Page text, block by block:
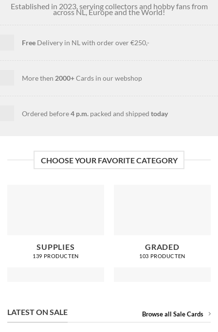
Established in 2023, serving collectors and hobby fans from
across NL, Europe and the World!
Free Delivery in NL with order over €250,-
More then 2000+Cards in our webshop
Ordered before4 p.m. packed and shipped today
CHOOSE YOUR FAVORITE CATEGORY
SUPPLIES
139 PRODUCTEN
GRADED
103 PRODUCTEN
LATEST ON SALE Browse all Sale Cards